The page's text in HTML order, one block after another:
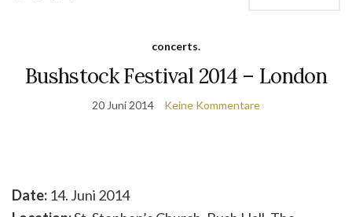
concerts.
Bushstock Festival 2014 – London
20 Juni 2014 Keine Kommentare
Date: 14. Juni 2014